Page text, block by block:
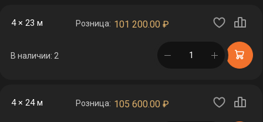
4 × 23 м Розница: 101 200.00 ₽
В наличии: 2 в корзине
4 × 24 м Розница: 105 600.00 ₽